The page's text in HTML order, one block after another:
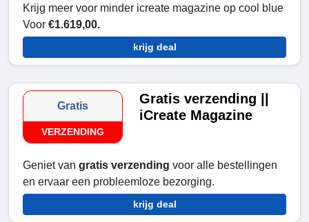
Krijg meer voor minder icreate magazine op cool blue
Voor €1.619,00.
krijg deal
Gratis
VERZENDING
Gratis verzending ||
iCreate Magazine
Geniet van gratis verzending voor alle bestellingen
en ervaar een probleemloze bezorging.
krijg deal